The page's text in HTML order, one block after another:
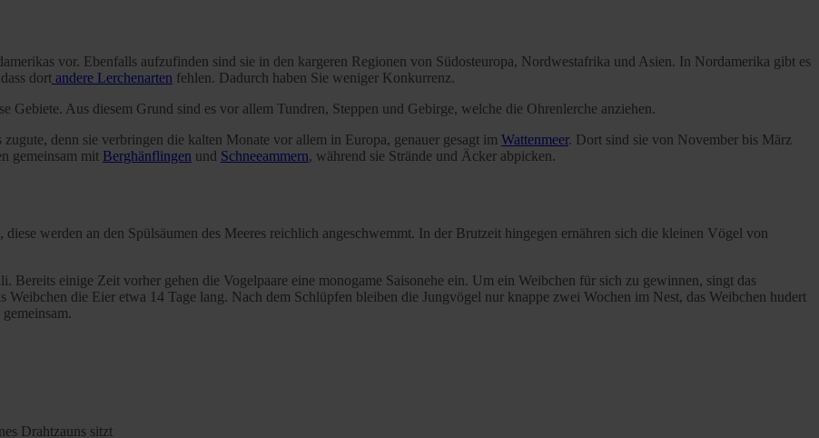
vor. Ebenfalls aufzufinden sind sie in den kargeren Regionen von Südosteuropa, Nordwestafrika und Asien. In Nordamerika gibt es
dort andere Lerchenarten fehlen. Dadurch haben Sie weniger Konkurrenz.
Gebiete. Aus diesem Grund sind es vor allem Tundren, Steppen und Gebirge, welche die Ohrenlerche anziehen.
denn sie verbringen die kalten Monate vor allem in Europa, genauer gesagt im Wattenmeer. Dort sind sie von November bis März
gemeinsam mit Berghänflingen und Schneeammern, während sie Strände und Äcker abpicken.
werden an den Spülsäumen des Meeres reichlich angeschwemmt. In der Brutzeit hingegen ernähren sich die kleinen Vögel von
einige Zeit vorher gehen die Vogelpaare eine monogame Saisonehe ein. Um ein Weibchen für sich zu gewinnen, singt das
Weibchen die Eier etwa 14 Tage lang. Nach dem Schlüpfen bleiben die Jungvögel nur knappe zwei Wochen im Nest, das Weibchen hudert